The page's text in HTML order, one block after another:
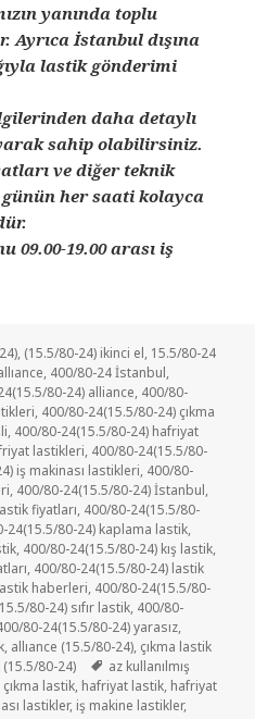
yanında toplu
Ayrıca İstanbul dışına
lastik gönderimi
daha detaylı
sahip olabilirsiniz.
ve diğer teknik
her saati kolayca
09.00-19.00 arası iş
, (15.5/80-24) ikinci el, 15.5/80-24
, 400/80-24 İstanbul,
80-24) alliance, 400/80-
, 400/80-24(15.5/80-24) çıkma
, 400/80-24(15.5/80-24) hafriyat
lastikleri, 400/80-24(15.5/80-
iş makinası lastikleri, 400/80-
, 400/80-24(15.5/80-24) İstanbul,
fiyatları, 400/80-24(15.5/80-
24(15.5/80-24) kaplama lastik,
, 400/80-24(15.5/80-24) kış lastik,
, 400/80-24(15.5/80-24) lastik
haberleri, 400/80-24(15.5/80-
80-24) sıfır lastik, 400/80-
80-24(15.5/80-24) yarasız,
, allıance (15.5/80-24), çıkma lastik
80-24) Etiketler
az kullanılmış
çıkma lastik, hafriyat lastik, hafriyat
lastikler, iş makine lastikler,